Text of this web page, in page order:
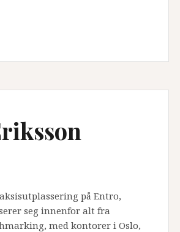
på Entro,
seg innenfor alt fra
med kontorer i Oslo,